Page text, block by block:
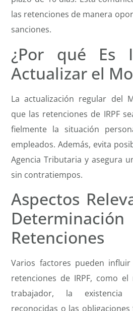
las retenciones de manera
sanciones.
¿Por qué Es
Actualizar el
La actualización regular del
que las retenciones de IRPF
fielmente la situación
empleados. Además, evita
Agencia Tributaria y asegura
sin contratiempos.
Aspectos
Retenciones
Varios factores pueden
retenciones de IRPF, como
trabajador, la existencia
reconocidas o las